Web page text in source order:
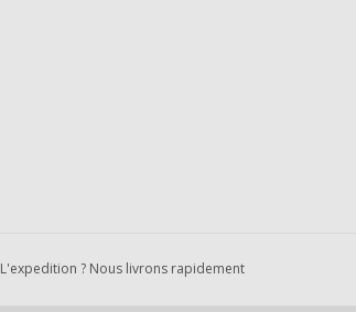
L'expedition ? Nous livrons rapidement